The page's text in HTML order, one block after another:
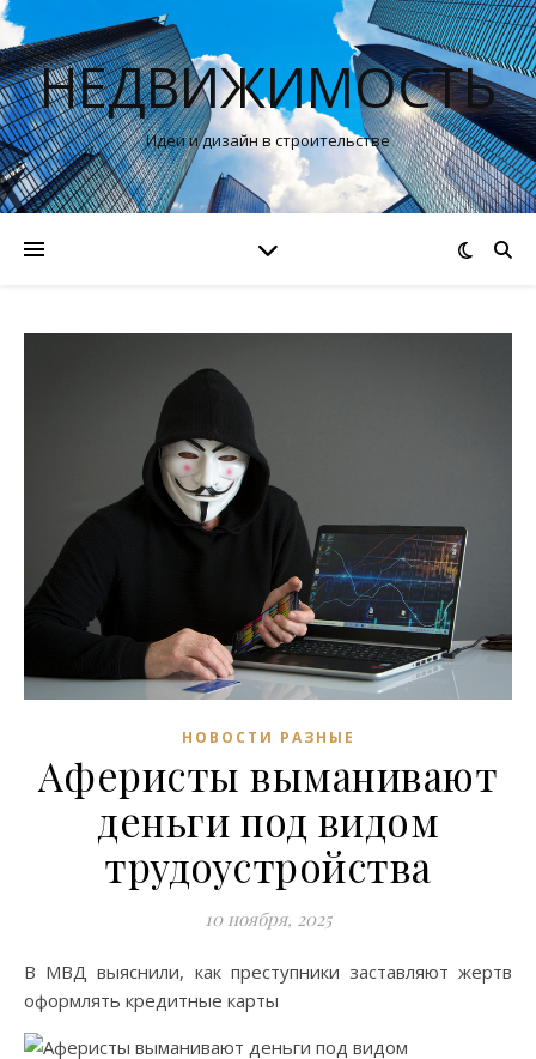
НЕДВИЖИМОСТЬ
Идеи и дизайн в строительстве
НОВОСТИ РАЗНЫЕ
Аферисты выманивают
деньги под видом
трудоустройства
10 ноября, 2025
В МВД выяснили, как преступники заставляют жертв
оформлять кредитные карты